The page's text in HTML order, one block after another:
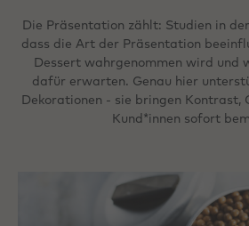
Die Präsentation zählt: Studien in
dass die Art der Präsentation
Dessert wahrgenommen wird und
dafür erwarten. Genau hier
Dekorationen - sie bringen Kontrast,
Kund*innen sofort